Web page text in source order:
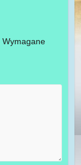
Wymagane